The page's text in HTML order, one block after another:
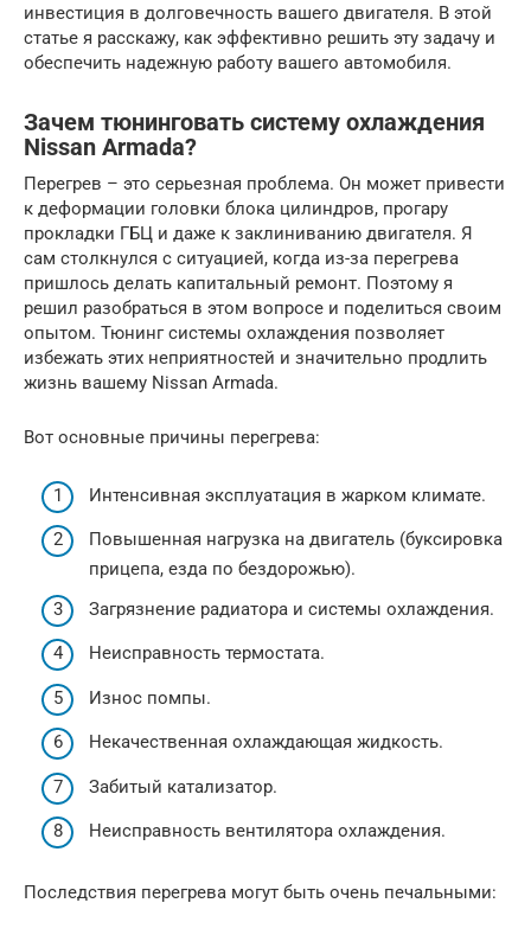
инвестиция в долговечность вашего двигателя. В этой
статье я расскажу, как эффективно решить эту задачу и
обеспечить надежную работу вашего автомобиля.
Зачем тюнинговать систему охлаждения
Nissan Armada?
Перегрев – это серьезная проблема. Он может привести
к деформации головки блока цилиндров, прогару
прокладки ГБЦ и даже к заклиниванию двигателя. Я
сам столкнулся с ситуацией, когда из-за перегрева
пришлось делать капитальный ремонт. Поэтому я
решил разобраться в этом вопросе и поделиться своим
опытом. Тюнинг системы охлаждения позволяет
избежать этих неприятностей и значительно продлить
жизнь вашему Nissan Armada.
Вот основные причины перегрева:
Интенсивная эксплуатация в жарком климате.
Повышенная нагрузка на двигатель (буксировка
прицепа, езда по бездорожью).
Загрязнение радиатора и системы охлаждения.
Неисправность термостата.
Износ помпы.
Некачественная охлаждающая жидкость.
Забитый катализатор.
Неисправность вентилятора охлаждения.
Последствия перегрева могут быть очень печальными: